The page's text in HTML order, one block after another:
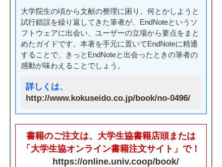
大学院生の頃から文献の整理に困り、何とかしようと
試行錯誤を繰り返してきた筆者が、EndNoteというソ
フトウェアに出会い、ユーザーの立場から要点をまと
めたガイドです。本著を手元に置いてEndNoteに精通
することで、きっとEndNoteと出会ったときの筆者の
感動が味わえることでしょう。
詳しくは、
http://www.kokuseido.co.jp/book/no-0496/
書籍のご注文は、大学生協書籍店頭または
「大学生協オンライン書籍注文サイト」で！
https://online.univ.coop/book/